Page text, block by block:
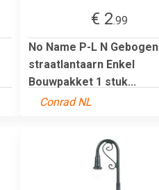
€ 2.99
No Name P-L N Gebogen
straatlantaarn Enkel
Bouwpakket 1 stuk...
Conrad NL